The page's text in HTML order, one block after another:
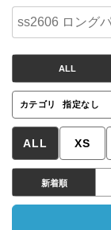
ALL
カテゴリ 指定なし
ALL XS
新着順